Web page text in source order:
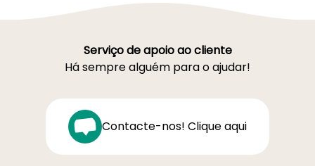
Serviço de apoio ao cliente
Há sempre alguém para o ajudar!
Contacte-nos! Clique aqui